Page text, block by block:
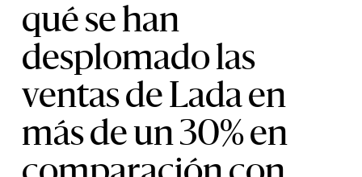
qué se han
desplomado las
ventas de Lada en
más de un 30% en